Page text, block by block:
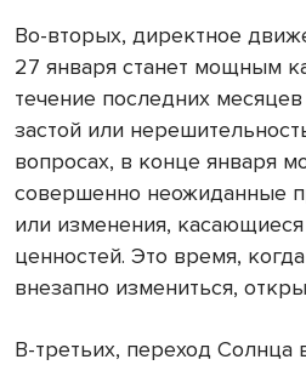
Во-вторых, директное
27 января станет мощным
течение последних
застой или
вопросах, в конце января
совершенно неожиданные
или изменения,
ценностей. Это время,
внезапно измениться,
В-третьих, переход